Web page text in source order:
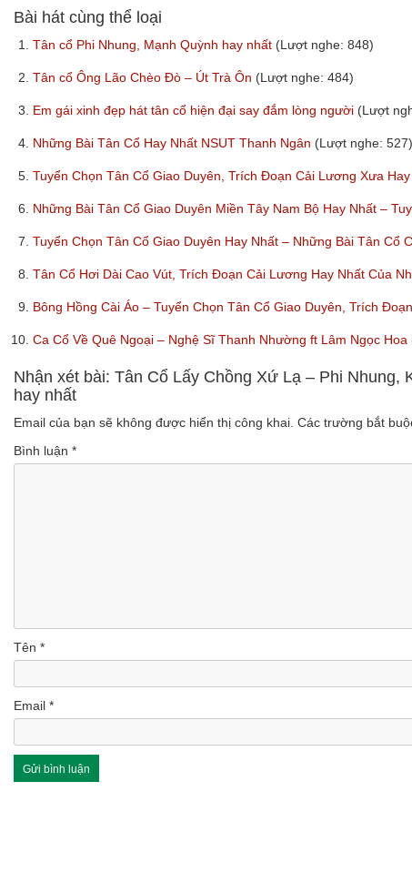
Bài hát cùng thể loại
1. Tân cổ Phi Nhung, Mạnh Quỳnh hay nhất (Lượt nghe: 848)
2. Tân cổ Ông Lão Chèo Đò – Út Trà Ôn (Lượt nghe: 484)
3. Em gái xinh đẹp hát tân cổ hiện đại say đắm lòng người (Lượt
4. Những Bài Tân Cổ Hay Nhất NSUT Thanh Ngân (Lượt nghe: 527)
5. Tuyển Chọn Tân Cổ Giao Duyên, Trích Đoạn Cải Lương Xưa
6. Những Bài Tân Cổ Giao Duyên Miền Tây Nam Bộ Hay Nhất –
7. Tuyển Chọn Tân Cổ Giao Duyên Hay Nhất – Những Bài Tân Cổ
8. Tân Cổ Hơi Dài Cao Vút, Trích Đoạn Cải Lương Hay Nhất Của
9. Bông Hồng Cài Áo – Tuyển Chọn Tân Cổ Giao Duyên, Trích
10. Ca Cổ Về Quê Ngoại – Nghệ Sĩ Thanh Nhường ft Lâm Ngọc Hoa
Nhận xét bài: Tân Cổ Lấy Chồng Xứ Lạ – Phi
hay nhất
Email của bạn sẽ không được hiển thị công khai. Các trường bắt
Bình luận *
Tên *
Email *